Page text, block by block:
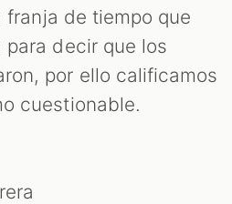
de tiempo que
decir que los
por ello calificamos
cuestionable.